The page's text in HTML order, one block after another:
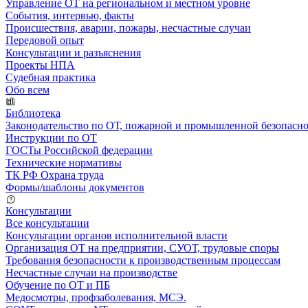
Управление ОТ на региональном и местном уровне
События, интервью, факты
Происшествия, аварии, пожары, несчастные случаи
Передовой опыт
Консультации и разъяснения
Проекты НПА
Судебная практика
Обо всем
Библиотека
Законодательство по ОТ, пожарной и промышленной
Инструкции по ОТ
ГОСТы Российской федерации
Технические нормативы
ТК РФ Охрана труда
Формы/шаблоны документов
Консультации
Все консультации
Консультации органов исполнительной власти
Организация ОТ на предприятии, СУОТ, трудовые споры
Требования безопасности к производственным процессам
Несчастные случаи на производстве
Обучение по ОТ и ПБ
Медосмотры, профзаболевания, МСЭ.